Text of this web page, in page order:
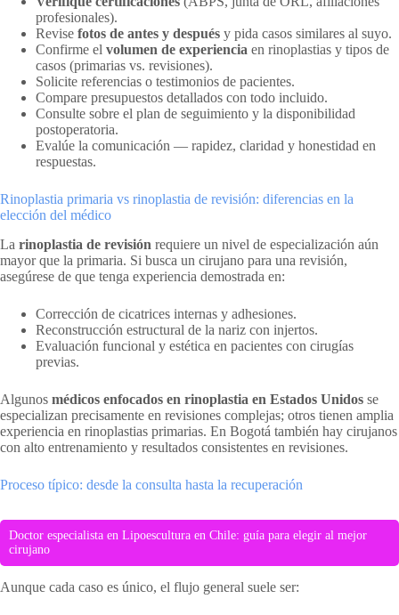
profesionales).
Revise fotos de antes y después y pida casos similares al suyo.
Confirme el volumen de experiencia en rinoplastias y tipos de
casos (primarias vs. revisiones).
Solicite referencias o testimonios de pacientes.
Compare presupuestos detallados con todo incluido.
Consulte sobre el plan de seguimiento y la disponibilidad
postoperatoria.
Evalúe la comunicación — rapidez, claridad y honestidad en
respuestas.
Rinoplastia primaria vs rinoplastia de revisión: diferencias en la
elección del médico
La rinoplastia de revisión requiere un nivel de especialización aún
mayor que la primaria. Si busca un cirujano para una revisión,
asegúrese de que tenga experiencia demostrada en:
Corrección de cicatrices internas y adhesiones.
Reconstrucción estructural de la nariz con injertos.
Evaluación funcional y estética en pacientes con cirugías
previas.
Algunos médicos enfocados en rinoplastia en Estados Unidos se
especializan precisamente en revisiones complejas; otros tienen amplia
experiencia en rinoplastias primarias. En Bogotá también hay cirujanos
con alto entrenamiento y resultados consistentes en revisiones.
Proceso típico: desde la consulta hasta la recuperación
Doctor especialista en Lipoescultura en Chile: guía para elegir al mejor
cirujano
Aunque cada caso es único, el flujo general suele ser: